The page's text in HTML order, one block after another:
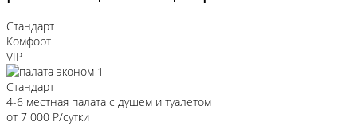
Стандарт
Комфорт
VIP
Стандарт
4-6 местная палата с душем и туалетом
от 7 000 Р/сутки